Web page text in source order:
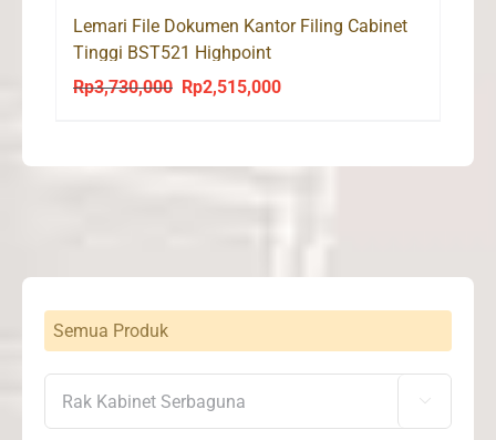
Lemari File Dokumen Kantor Filing Cabinet
Tinggi BST521 Highpoint
Rp3,730,000
Original
Rp2,515,000Current
Semua Produk
